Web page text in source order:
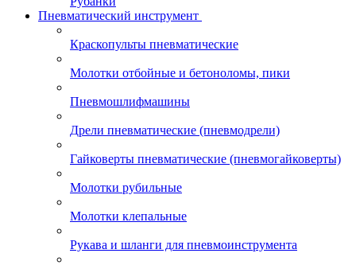
Пневматический инструмент
Краскопульты пневматические
Молотки отбойные и бетоноломы, пики
Пневмошлифмашины
Дрели пневматические (пневмодрели)
Гайковерты пневматические (пневмогайковерты)
Молотки рубильные
Молотки клепальные
Рукава и шланги для пневмоинструмента